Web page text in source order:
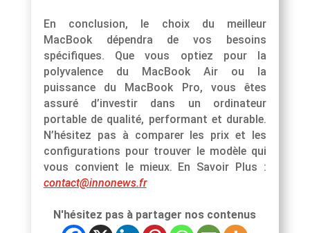
En conclusion, le choix du meilleur
MacBook dépendra de vos besoins
spécifiques. Que vous optiez pour la
polyvalence du MacBook Air ou la
puissance du MacBook Pro, vous êtes
assuré d’investir dans un ordinateur
portable de qualité, performant et durable.
N’hésitez pas à comparer les prix et les
configurations pour trouver le modèle qui
vous convient le mieux. En Savoir Plus :
contact@innonews.fr
N'hésitez pas à partager nos contenus